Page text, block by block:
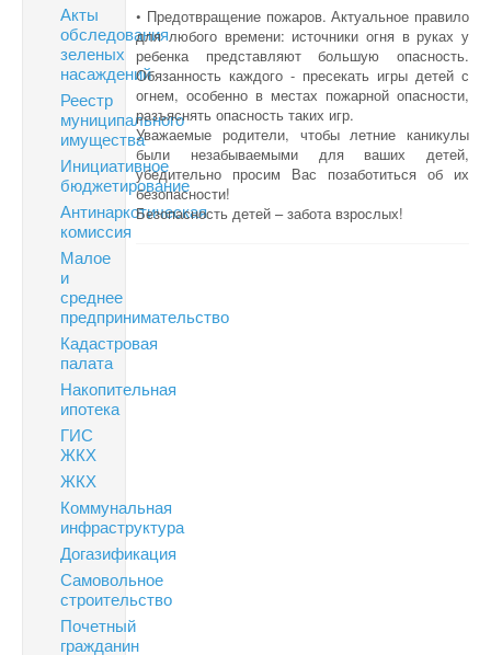
Акты
обследования
зеленых
насаждений
Реестр
муниципального
имущества
Инициативное
бюджетирование
Антинаркотическая
комиссия
Малое
и
среднее
предпринимательство
Кадастровая
палата
Накопительная
ипотека
ГИС
ЖКХ
ЖКХ
Коммунальная
инфраструктура
Догазификация
Самовольное
строительство
Почетный
гражданин
• Предотвращение пожаров. Актуальное правило
для любого времени: источники огня в руках у
ребенка представляют большую опасность.
Обязанность каждого - пресекать игры детей с
огнем, особенно в местах пожарной опасности,
разъяснять опасность таких игр.
Уважаемые родители, чтобы летние каникулы
были незабываемыми для ваших детей,
убедительно просим Вас позаботиться об их
безопасности!
Безопасность детей – забота взрослых!